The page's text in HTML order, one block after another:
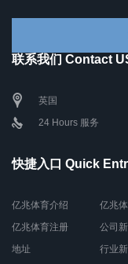
联系我们 Contact
英国
24 Hours 服务
快捷入口 Quick
亿兆体育介绍
亿兆体育注册
地址
亿兆
公司
行业